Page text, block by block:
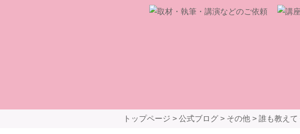
トップページ > 公式ブログ > その他 > 誰も教えて